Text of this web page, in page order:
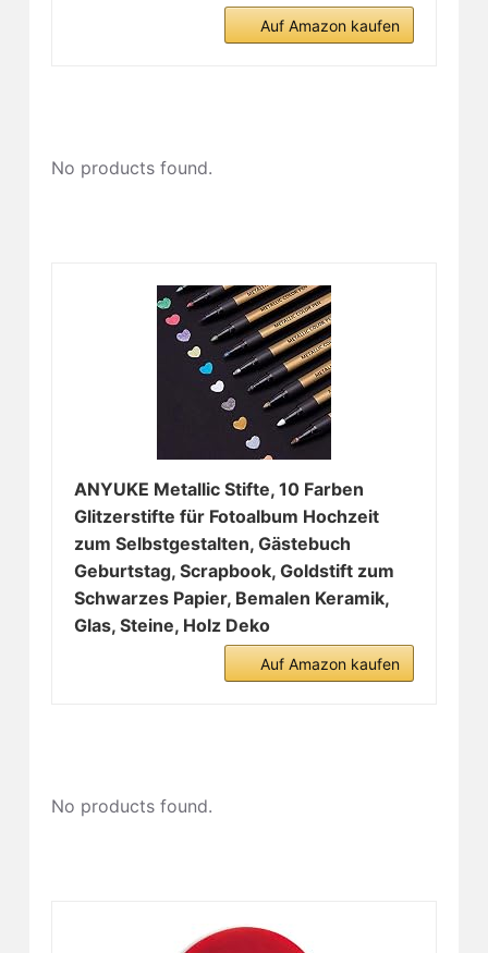
Auf Amazon kaufen
No products found.
ANYUKE Metallic Stifte, 10 Farben
Glitzerstifte für Fotoalbum Hochzeit
zum Selbstgestalten, Gästebuch
Geburtstag, Scrapbook, Goldstift zum
Schwarzes Papier, Bemalen Keramik,
Glas, Steine, Holz Deko
Auf Amazon kaufen
No products found.